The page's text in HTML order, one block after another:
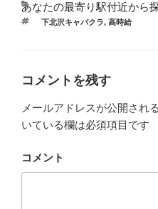
カ
テ
あなたの最寄り駅付近から
タ
下北沢キャバクラ, 高時給
コメントを残す
メールアドレスが公開され
いている欄は必須項目です
コメント